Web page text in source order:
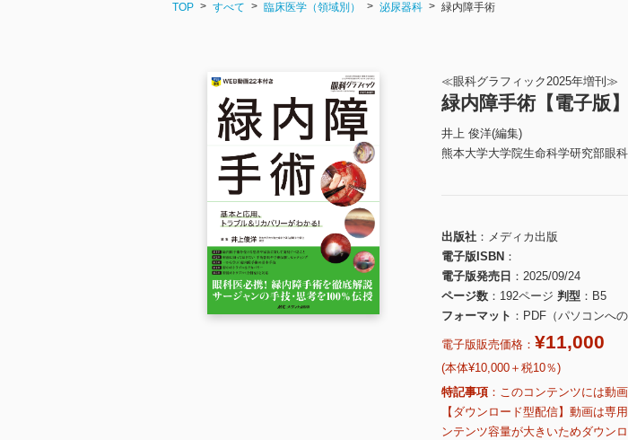
TOP すべて 臨床医学（領域別） 泌尿器科 緑内障手術
≪眼科グラフィック2025年増刊≫
緑内障手術【電子版】
井上 俊洋(編集)
熊本大学大学院生命科学研究部眼
出版社
メディカ出版
電子版ISBN
電子版発売日
2025/09/24
ページ数
192ページ 判型
B5
フォーマット
PDF（パソコンへ
電子版販売価格： ¥11,000
(本体¥10,000＋税10％)
特記事項
このコンテンツには動
【ダウンロード型配信】動画は専
ンテンツ容量が大きいためダウン